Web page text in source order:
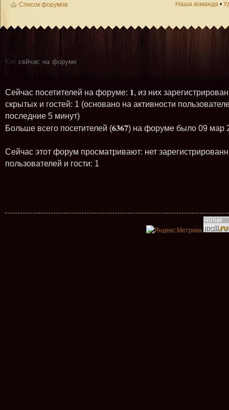
Список форумов Наша команда •
Кто сейчас на форуме
Сейчас посетителей на форуме: 1, из них
скрытых и гостей: 1 (основано на активности
последние 5 минут)
Больше всего посетителей (6367) на форуме было 09 мар
Сейчас этот форум просматривают: нет
пользователей и гости: 1